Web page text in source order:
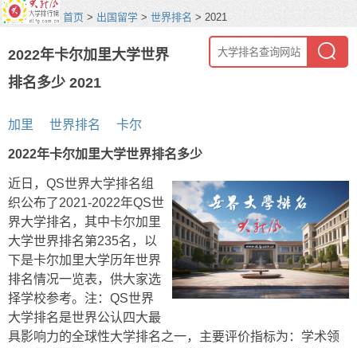
首页 > 出国留学 > 世界排名 > 2021
2022年卡尔加里大学世界
排名多少 2021
加里 世界排名 卡尔
2022年卡尔加里大学世界排名多少
近日，QS世界大学排名组
织公布了2021-2022年QS世
界大学排名，其中卡尔加里
大学世界排名第235名，以
下是卡尔加里大学历年世界
排名情况一览表，供大家选
择学校参考。注：QS世界
大学排名是世界公认四大最
具影响力的全球性大学排名之一，主要评价指标为：学术领